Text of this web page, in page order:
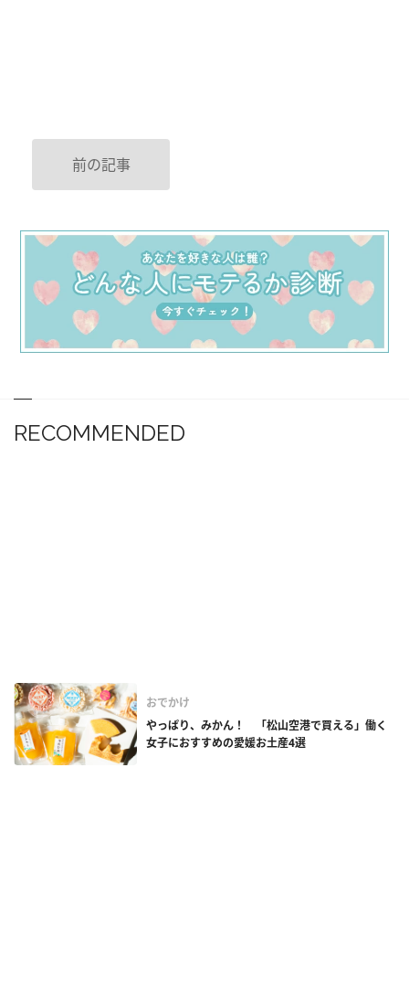
前の記事
RECOMMENDED
おでかけ
やっぱり、みかん！ 「松山空港で買える」働く
女子におすすめの愛媛お土産4選